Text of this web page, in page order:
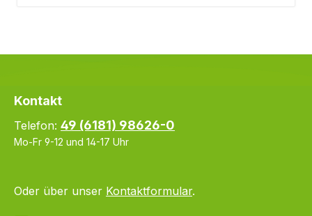
Kontakt
Telefon: 49 (6181) 98626-0
Mo-Fr 9-12 und 14-17 Uhr
Oder über unser Kontaktformular.